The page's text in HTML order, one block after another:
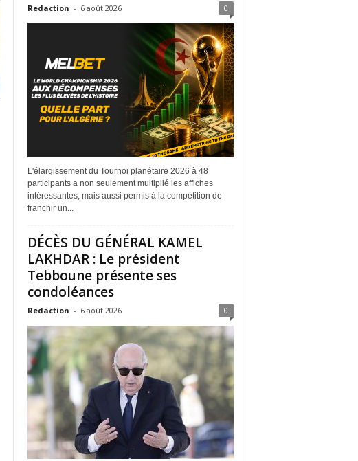
Redaction - 6 août 2026 0
L'élargissement du Tournoi planétaire 2026 à 48
participants a non seulement multiplié les affiches
intéressantes, mais aussi permis à la compétition de
franchir un...
DÉCÈS DU GÉNÉRAL KAMEL
LAKHDAR : Le président
Tebboune présente ses
condoléances
Redaction - 6 août 2026 0